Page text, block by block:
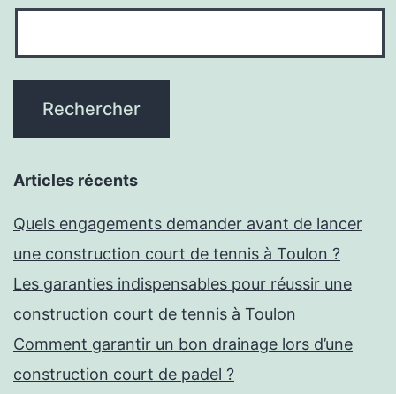
Articles récents
Quels engagements demander avant de lancer
une construction court de tennis à Toulon ?
Les garanties indispensables pour réussir une
construction court de tennis à Toulon
Comment garantir un bon drainage lors d’une
construction court de padel ?